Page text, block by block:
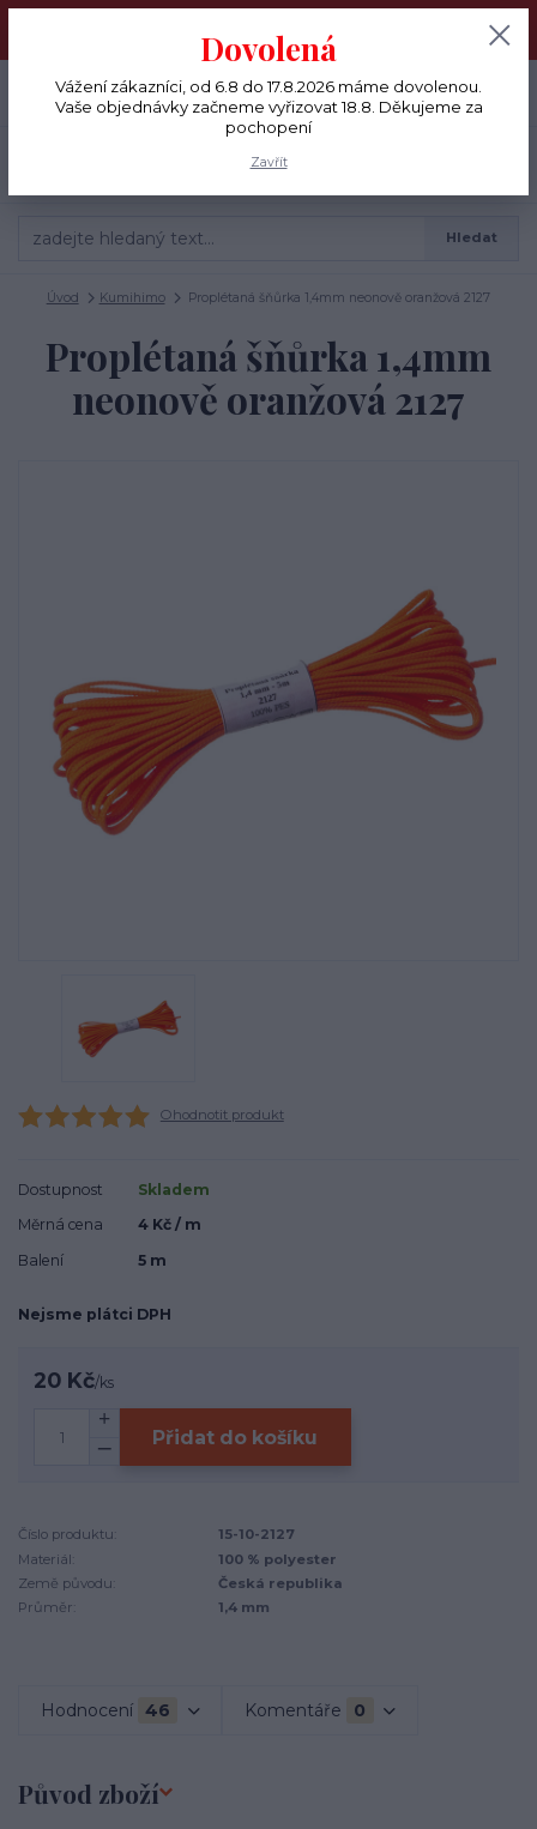
Vážení zákazníci, od 6.8 do 17.8.2026 máme dovolenou. Vaše
objednávky začneme vyřizovat 18.8. Děkujeme za pochopení
CZK
Hledat
+420 775 791 333 0 Kč
Úvod Kumihimo Proplétaná šňůrka 1,4mm neonově oranžová 2127
Proplétaná šňůrka 1,4mm
neonově oranžová 2127
Ohodnotit produkt
Dostupnost
Skladem
Měrná cena
4 Kč / m
Balení
5 m
Nejsme plátci DPH
20 Kč/ks
Přidat do košíku
Číslo produktu:
15-10-2127
Materiál:
100 % polyester
Země původu:
Česká republika
Průměr:
1,4 mm
Hodnocení 46 Komentáře 0
Původ zboží
Dovolená
Vážení zákazníci, od 6.8 do 17.8.2026 máme dovolenou.
Vaše objednávky začneme vyřizovat 18.8. Děkujeme za
pochopení
Zavřít